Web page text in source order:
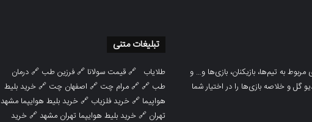
به تیم‌ها، بازیکنان، بازی‌ها و… و
گل‌ و خلاصه بازی‌ها را در اختیار شما
تبلیغات متنی
طلایاب 🔗قیمت سولانا 🔗فرزین طب 🔗درمان
طب 🔗 🔗مرام چت 🔗 اصفهان چت 🔗خرید بلیط
هواپیما 🔗خرید فلزیاب 🔗خرید بلیط هوایپما مشهد
تهران 🔗خرید بلیط هوایپما تهران مشهد🔗خرید